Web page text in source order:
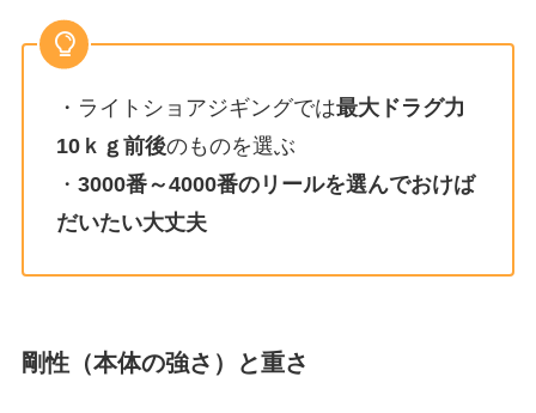
・ライトショアジギングでは最大ドラグ力
10ｋｇ前後のものを選ぶ
・ 3000番～4000番のリールを選んでおけば
だいたい大丈夫
剛性（本体の強さ）と重さ